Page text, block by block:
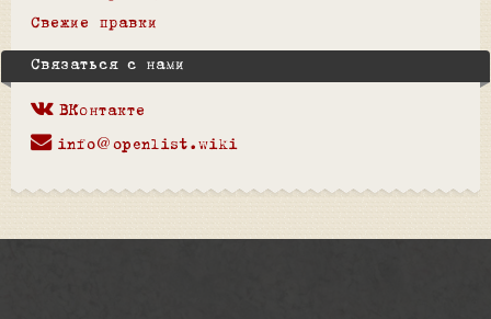
Свежие правки
Связаться с нами
ВКонтакте
info@openlist.wiki